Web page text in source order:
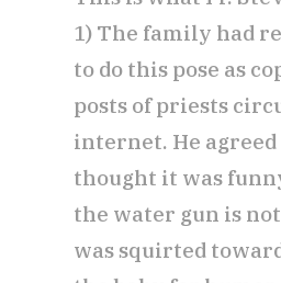
1) The family had
to do this pose as
posts of priests
internet. He agreed
thought it was
the water gun is
was squirted